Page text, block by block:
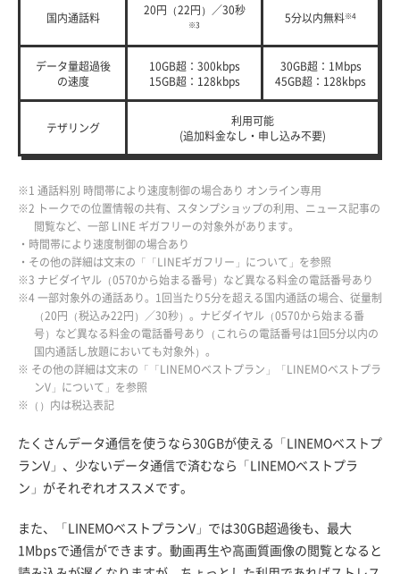
国内通話料
20円（22円）／30秒
※3 5分以内無料※4
データ量超過後
の速度
10GB超：300kbps
15GB超：128kbps
30GB超：1Mbps
45GB超：128kbps
テザリング
利用可能
(追加料金なし・申し込み不要)
※1 通話料別 時間帯により速度制御の場合あり オンライン専用
※2 トークでの位置情報の共有、スタンプショップの利用、ニュース記事の
閲覧など、一部 LINE ギガフリーの対象外があります。
・時間帯により速度制御の場合あり
・その他の詳細は文末の「「LINEギガフリー」について」を参照
※3 ナビダイヤル（0570から始まる番号）など異なる料金の電話番号あり
※4 一部対象外の通話あり。1回当たり5分を超える国内通話の場合、従量制
（20円（税込み22円）／30秒）。ナビダイヤル（0570から始まる番
号）など異なる料金の電話番号あり（これらの電話番号は1回5分以内の
国内通話し放題においても対象外）。
※ その他の詳細は文末の「「LINEMOベストプラン」「LINEMOベストプラ
ンV」について」を参照
※（）内は税込表記
たくさんデータ通信を使うなら30GBが使える「LINEMOベストプ
ランV」、少ないデータ通信で済むなら「LINEMOベストプラ
ン」がそれぞれオススメです。
また、「LINEMOベストプランV」では30GB超過後も、最大
1Mbpsで通信ができます。動画再生や高画質画像の閲覧となると